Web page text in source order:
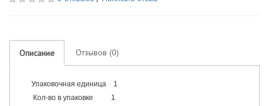
Описание Отзывов (0)
Упаковочная единица 1
Кол-во в упаковке 1